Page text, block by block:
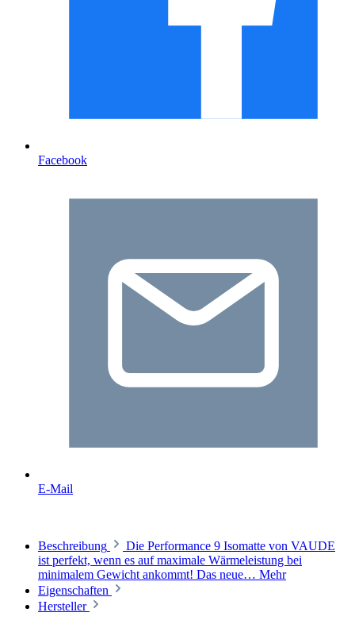
Facebook
E-Mail
Beschreibung
Die Performance 9 Isomatte von VAUDE
ist perfekt, wenn es auf maximale Wärmeleistung bei
minimalem Gewicht ankommt! Das neue… Mehr
Eigenschaften
Hersteller